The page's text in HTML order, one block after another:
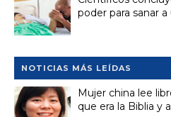
poder para sanar
NOTICIAS MÁS LEÍDAS
Mujer china lee
que era la Biblia y